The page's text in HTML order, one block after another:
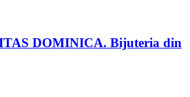
DOMINICA. Bijuteria din